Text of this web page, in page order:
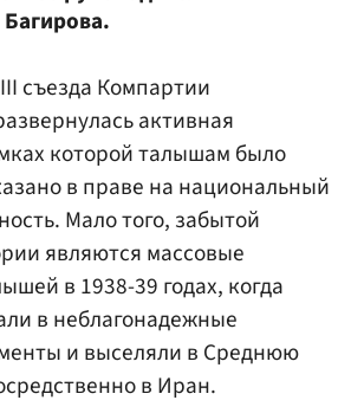
съезда Компартии
активная
которой талышам было
в праве на национальный
Мало того, забытой
являются массовые
в 1938-39 годах, когда
в неблагонадежные
и выселяли в Среднюю
в Иран.